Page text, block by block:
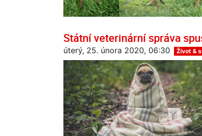
Státní veterinární správa
úterý, 25. února 2020, 06:30 Život &